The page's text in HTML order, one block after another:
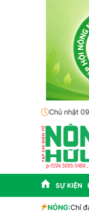
Chủ nhật
SỰ KIỆN
NÓNG:Chỉ